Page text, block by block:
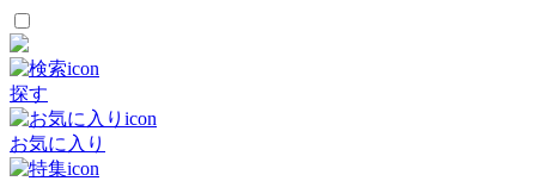
探す
お気に入り